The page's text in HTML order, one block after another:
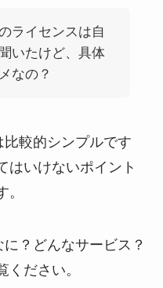
ライセンスは自
いたけど、具体
なの？
較的シンプルです
はいけないポイント
？どんなサービス？
ください。